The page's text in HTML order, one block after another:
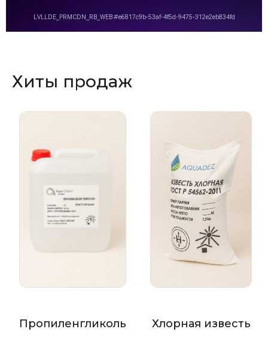
Хиты продаж
Пропиленгликоль Хлорная известь